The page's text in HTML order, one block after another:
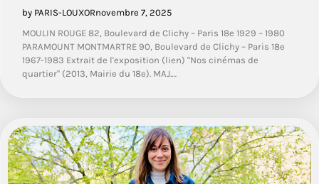
by PARIS-LOUXORnovembre 7, 2025
MOULIN ROUGE 82, Boulevard de Clichy – Paris 18e 1929 – 1980
PARAMOUNT MONTMARTRE 90, Boulevard de Clichy – Paris 18e
1967-1983 Extrait de l'exposition (lien) "Nos cinémas de
quartier" (2013, Mairie du 18e). MAJ.…